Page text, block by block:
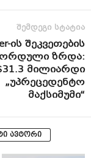
შემდეგი სტატია
ის შეკვეთების
ზრდა:
მილიარდი
„უპრეცედენტო
მაქსიმუმი“
ავტორი